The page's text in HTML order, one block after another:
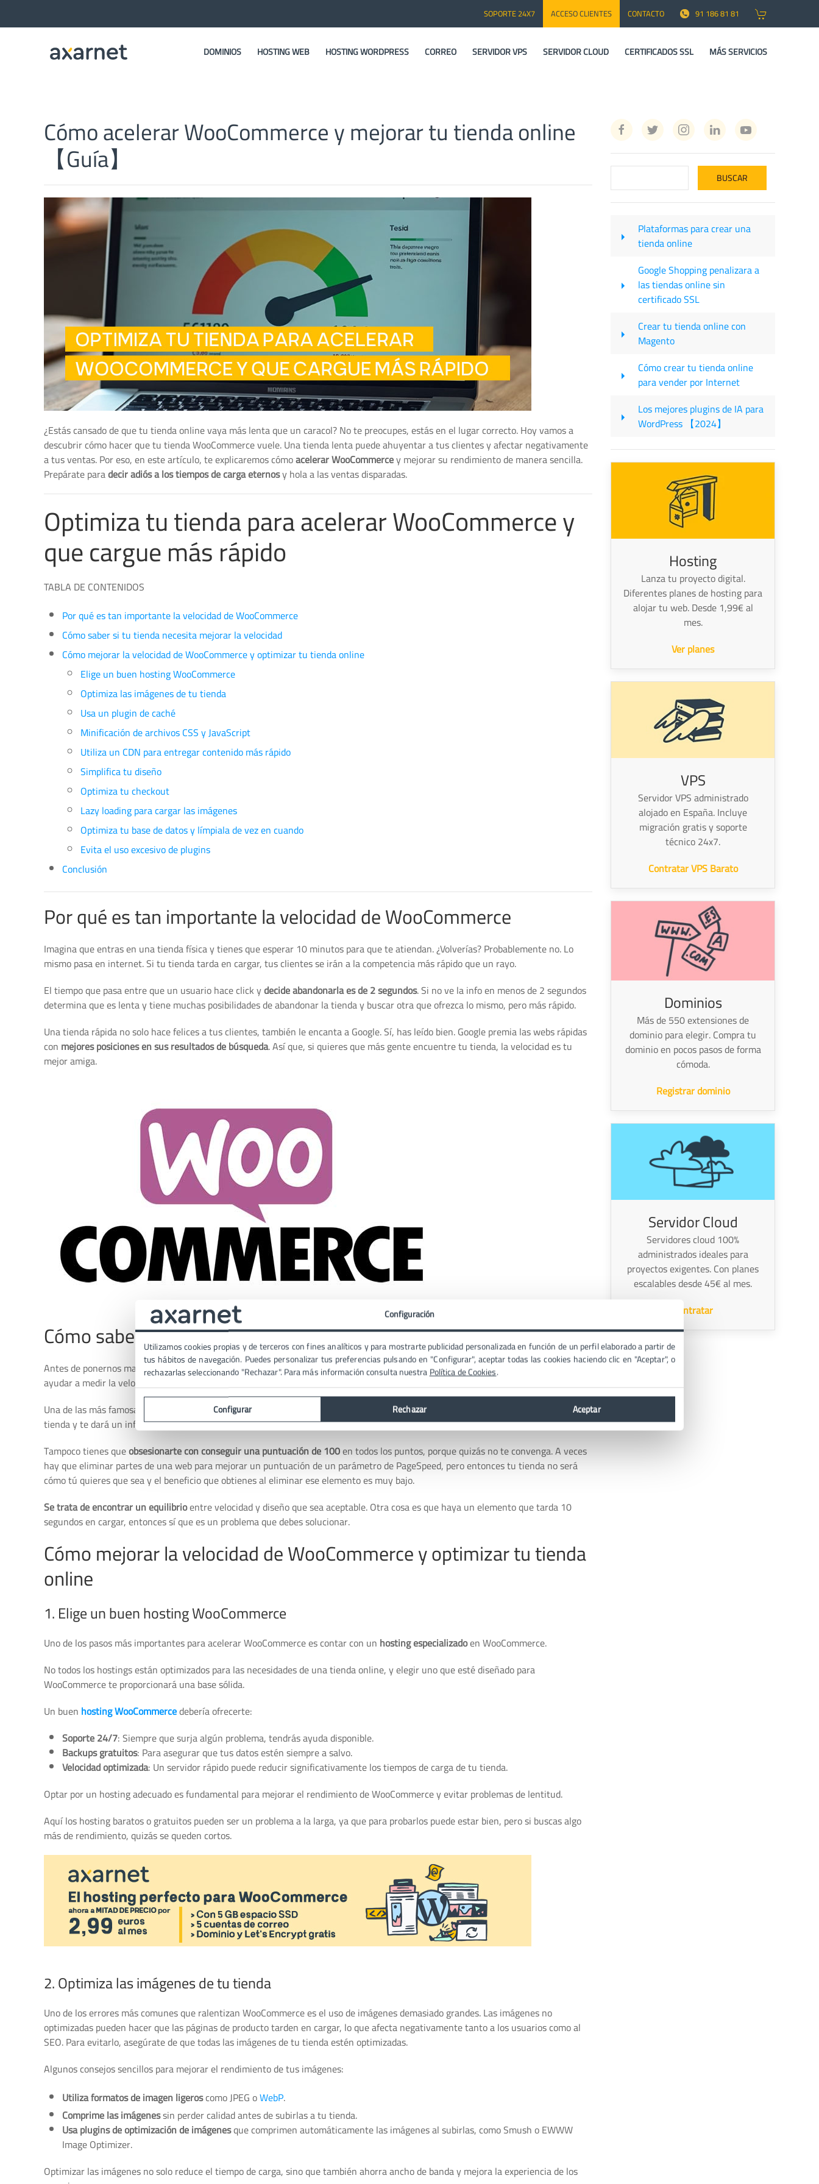
SOPORTE 24X7 ACCESO CLIENTES CONTACTO 91 186 81 81
DOMINIOS HOSTING WEB HOSTING WORDPRESS CORREO SERVIDOR VPS SERVIDOR CLOUD CERTIFICADOS SSL MÁS SERVICIOS
Cómo acelerar WooCommerce y mejorar tu tienda online
【Guía】
¿Estás cansado de que tu tienda online vaya más lenta que un caracol? No te preocupes, estás en el lugar correcto. Hoy vamos a
descubrir cómo hacer que tu tienda WooCommerce vuele. Una tienda lenta puede ahuyentar a tus clientes y afectar negativamente
a tus ventas. Por eso, en este artículo, te explicaremos cómoacelerar WooCommercey mejorar su rendimiento de manera sencilla.
Prepárate paradecir adiós a los tiempos de carga eternosy hola a las ventas disparadas.
Optimiza tu tienda para acelerar WooCommerce y
que cargue más rápido
TABLA DE CONTENIDOS
Por qué es tan importante la velocidad de WooCommerce
Cómo saber si tu tienda necesita mejorar la velocidad
Cómo mejorar la velocidad de WooCommerce y optimizar tu tienda online
Elige un buen hosting WooCommerce
Optimiza las imágenes de tu tienda
Usa un plugin de caché
Minificación de archivos CSS y JavaScript
Utiliza un CDN para entregar contenido más rápido
Simplifica tu diseño
Optimiza tu checkout
Lazy loading para cargar las imágenes
Optimiza tu base de datos y límpiala de vez en cuando
Evita el uso excesivo de plugins
Conclusión
Por qué es tan importante la velocidad de WooCommerce
Imagina que entras en una tienda física y tienes que esperar 10 minutos para que te atiendan. ¿Volverías? Probablemente no. Lo
mismo pasa en internet. Si tu tienda tarda en cargar, tus clientes se irán a la competencia más rápido que un rayo.
El tiempo que pasa entre que un usuario hace click ydecide abandonarla es de 2 segundos. Si no ve la info en menos de 2 segundos
determina que es lenta y tiene muchas posibilidades de abandonar la tienda y buscar otra que ofrezca lo mismo, pero más rápido.
Una tienda rápida no solo hace felices a tus clientes, también le encanta a Google. Sí, has leído bien. Google premia las webs rápidas
con mejores posiciones en sus resultados de búsqueda. Así que, si quieres que más gente encuentre tu tienda, la velocidad es tu
mejor amiga.
Cómo saber si tu tienda necesita un mejorar la velocidad
Antes de ponernos manos a la obra, necesitamos saber cómo está la salud de tu tienda. Hay herramientas online que te pueden
ayudar a medir la velocidad de tu web.
Una de las más famosas es
PageSpeed Insights de Google
. Es gratis y súper fácil de usar. Solo tienes que poner la dirección de tu
tienda y te dará un informe detallado de cómo va la cosa. Si ves muchos números rojos, no te asustes. Estamos aquí para arreglarlo.
Tampoco tienes queobsesionarte con conseguir una puntuación de 100en todos los puntos, porque quizás no te convenga. A veces
hay que eliminar partes de una web para mejorar un puntuación de un parámetro de PageSpeed, pero entonces tu tienda no será
cómo tú quieres que sea y el beneficio que obtienes al eliminar ese elemento es muy bajo.
Se trata de encontrar un equilibrioentre velocidad y diseño que sea aceptable. Otra cosa es que haya un elemento que tarda 10
segundos en cargar, entonces sí que es un problema que debes solucionar.
Cómo mejorar la velocidad de WooCommerce y optimizar tu tienda
online
1. Elige un buen hosting WooCommerce
Uno de los pasos más importantes para acelerar WooCommerce es contar con un hosting especializadoen WooCommerce.
No todos los hostings están optimizados para las necesidades de una tienda online, y elegir uno que esté diseñado para
WooCommerce te proporcionará una base sólida.
Un buen hosting WooCommercedebería ofrecerte:
Soporte 24/7: Siempre que surja algún problema, tendrás ayuda disponible.
Backups gratuitos: Para asegurar que tus datos estén siempre a salvo.
Velocidad optimizada: Un servidor rápido puede reducir significativamente los tiempos de carga de tu tienda.
Optar por un hosting adecuado es fundamental para mejorar el rendimiento de WooCommerce y evitar problemas de lentitud.
Aquí los hosting baratos o gratuitos pueden ser un problema a la larga, ya que para probarlos puede estar bien, pero si buscas algo
más de rendimiento, quizás se queden cortos.
2. Optimiza las imágenes de tu tienda
Uno de los errores más comunes que ralentizan WooCommerce es el uso de imágenes demasiado grandes. Las imágenes no
optimizadas pueden hacer que las páginas de producto tarden en cargar, lo que afecta negativamente tanto a los usuarios como al
SEO. Para evitarlo, asegúrate de que todas las imágenes de tu tienda estén optimizadas.
Algunos consejos sencillos para mejorar el rendimiento de tus imágenes:
Utiliza formatos de imagen ligeroscomo JPEG oWebP.
Comprime las imágenessin perder calidad antes de subirlas a tu tienda.
Usa plugins de optimización de imágenesque comprimen automáticamente las imágenes al subirlas, como Smush o EWWW
Image Optimizer.
Optimizar las imágenes no solo reduce el tiempo de carga, sino que también ahorra ancho de banda y mejora la experiencia de los
Plataformas para crear una
tienda online
Google Shopping penalizara a
las tiendas online sin
certificado SSL
Crear tu tienda online con
Magento
Cómo crear tu tienda online
para vender por Internet
Los mejores plugins de IA para
WordPress 【2024】
Hosting
Lanza tu proyecto digital.
Diferentes planes de hosting para
alojar tu web. Desde 1,99€ al
mes.
Ver planes
VPS
Servidor VPS administrado
alojado en España. Incluye
migración gratis y soporte
técnico 24x7.
Contratar VPS Barato
Dominios
Más de 550 extensiones de
dominio para elegir. Compra tu
dominio en pocos pasos de forma
cómoda.
Registrar dominio
Servidor Cloud
Servidores cloud 100%
administrados ideales para
proyectos exigentes. Con planes
escalables desde 45€ al mes.
Contratar
Configuración
Utilizamos cookies propias y de terceros con fines analíticos y para mostrarte publicidad personalizada en función de un perfil elaborado a partir de
tus hábitos de navegación. Puedes personalizar tus preferencias pulsando en "Configurar", aceptar todas las cookies haciendo clic en "Aceptar", o
rechazarlas seleccionando "Rechazar". Para más información consulta nuestraPolítica de Cookies.
Configurar Rechazar Aceptar